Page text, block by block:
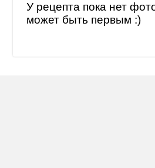
У рецепта пока нет
может быть первым :)